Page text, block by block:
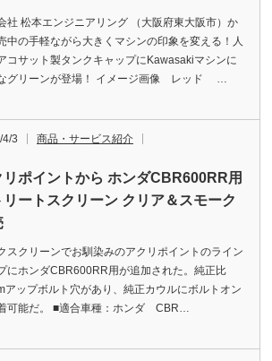
社 松本エンジニアリング （大阪府東大阪市）か
中の手軽ながら大きくマシンの印象を変える！人
コサット製タンクキャップにKawasakiマシンに
グリーンが登場！ イメージ画像 レッド …
3 商品・サービス紹介
リポイントから ホンダCBR600RR用
リートスクリーン クリア＆スモーク
スクリーンでお馴染みのアクリポイントのライン
にホンダCBR600RR用が追加された。純正比
アップボルト穴があり、純正カウルにボルトオン
可能だ。 ■適合車種：ホンダ CBR…